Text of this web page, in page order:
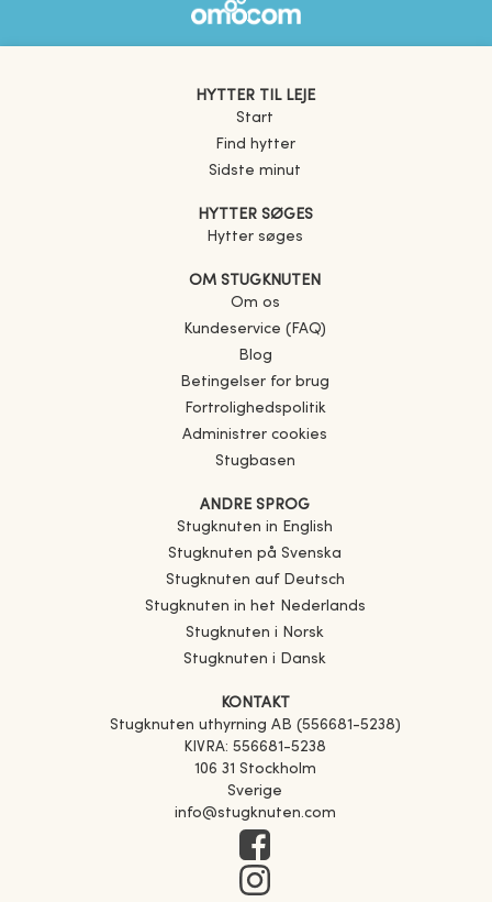
HYTTER TIL LEJE
Start
Find hytter
Sidste minut
HYTTER SØGES
Hytter søges
OM STUGKNUTEN
Om os
Kundeservice (FAQ)
Blog
Betingelser for brug
Fortrolighedspolitik
Administrer cookies
Stugbasen
ANDRE SPROG
Stugknuten in English
Stugknuten på Svenska
Stugknuten auf Deutsch
Stugknuten in het Nederlands
Stugknuten i Norsk
Stugknuten i Dansk
KONTAKT
Stugknuten uthyrning AB (556681-5238)
KIVRA: 556681-5238
106 31 Stockholm
Sverige
info@stugknuten.com